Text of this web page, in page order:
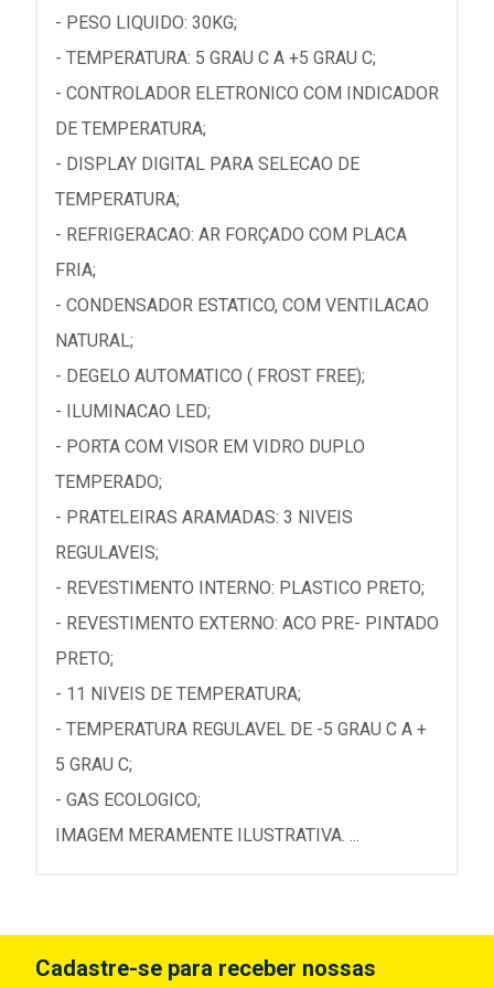
- PESO LIQUIDO: 30KG;
- TEMPERATURA: 5 GRAU C A +5 GRAU C;
- CONTROLADOR ELETRONICO COM INDICADOR
DE TEMPERATURA;
- DISPLAY DIGITAL PARA SELECAO DE
TEMPERATURA;
- REFRIGERACAO: AR FORÇADO COM PLACA
FRIA;
- CONDENSADOR ESTATICO, COM VENTILACAO
NATURAL;
- DEGELO AUTOMATICO ( FROST FREE);
- ILUMINACAO LED;
- PORTA COM VISOR EM VIDRO DUPLO
TEMPERADO;
- PRATELEIRAS ARAMADAS: 3 NIVEIS
REGULAVEIS;
- REVESTIMENTO INTERNO: PLASTICO PRETO;
- REVESTIMENTO EXTERNO: ACO PRE- PINTADO
PRETO;
- 11 NIVEIS DE TEMPERATURA;
- TEMPERATURA REGULAVEL DE -5 GRAU C A +
5 GRAU C;
- GAS ECOLOGICO;
IMAGEM MERAMENTE ILUSTRATIVA. ...
Cadastre-se para receber nossas